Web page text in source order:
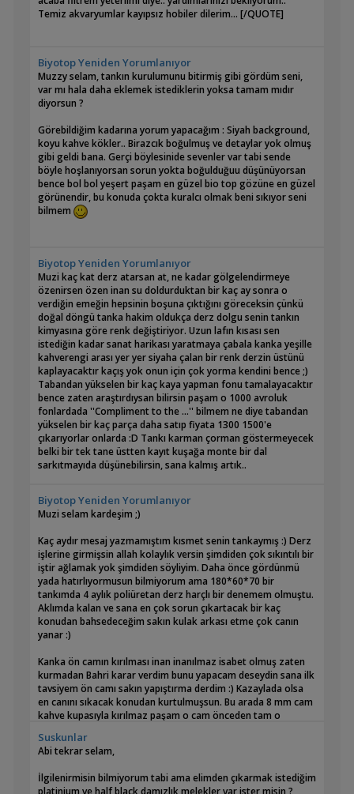
filitreleri fanatikçe savunan gurubun sırtını dayadığı en
sağlam gerekçeleri elektirik tasarrufudur lakin saatte 20 watt
yaklaşık 1.5 kilo watt fark eder ki elektirik fiyatları her ne
kadar el yakacak derecede yükselmişte olsa ayda 1.5 kilo
watt net değerleri bilmememe rağmen ayda 3 5 lira dahi
yansıtmayacaktır faturanıza dolayısıyla 200 lira fiyat farkı
ödemek bence akilane değil.
[QUOTE=cembahadır] Arkadaşlar herkeze merhaba ben
konuyu şans eseri denk geldim bende filtreme ölçüm yaptım
sonucu yazmak için üye oldum
filtrem aqua pro 800 6 saniyede 700 ml dakikada 7 litre eğer
yanlış hesaplamadıysam bunun sonucu saatte 420 litre su
basıyor filtreyi 3 ay önce aldım yaklaşık 1.5 ay önce temizlik
yaptım bu konuyu okuyana kadar kurulum hortum boyutu
bu hesaba göre saatte 7 kez suyu çeviriyor bu biraz fazlamı
oldu sizce :)
[/QUOTE]
Cem Bey 60 litrelik bitkili bir tanka 420 L/S debili dış filitre çok
fazla bence, dış filitreleri mekanik filitrasyon amaçlı
kullanmak sistem verimini çok ciddi derece azaltabiliyor.
Tavsiyem dış filitre debinizi düşürüp, mekanik filitrasyonu
saatte en fazla 150 litre çeviren minicik bir iç filitreye teslim
etmenizdir. Bu şekilde hem dış filitrenizi her ay açma
zahmetinden kurtulacak, hemde her ay tüm malzemeleri
çıkarıp dış filitrenizin bakteri florasına zarar vermiş
olmayacaksınız.
Temiz akvaryumlar kayıpsız hobiler dilerim... [/QUOTE]
malesef ne kadar anlatmaya çalışsakta tamamen yanlış bir
algıdır. Çoğu zaman en düşük azot bileşenleri yoğunluğunu
yakalayan filitreler aslında en etkili biyolojik filitrasyonu
sağlamış düşük debili filitrelerdir. Yüksek debi ile
edilmişse sisteme, iyi bir mekanik filitrasyon elde edersiniz,
lakin mikron tutucular ve sanayi tipi housingler ile
desteklenmiş saatte 100000 L debili bir mekanik filitrasyonda
yapsanız, bu tankınızın temiz yada kirli olduğu anlamına
gelmez aslında..
Genel anlamda bir kirlilikten şüpheleniyor, gözlemliyorsanız
netleştirememişseniz..
Umarım kafanızı çok karıştırmamışımdır, kısaca mekanik ve
biyolojik filitrasyon arasındaki ilişkileri içeren ulaşabildiğiniz
tüm yazıları okumanızı ve bir adet nitrat testi edinmenizi
öneririm.
Saygılar.
[QUOTE=Umut Başar]JEBO 835''Filtrenin Üzerinde 1000
litre yazıyor..''
Valla arkadaşlar ben de az evvel bir test yaptım ancak şöyle
bir sonuç çıktı. Hayal kırıklığına uğradım... 1,5 litrelik pet şişeyi
45 saniyede doldurdu. Yani yarım litreye 15 saniye düşer. 1
litreye 30 saniye, 2 litreye 60 saniye. Yani bir dakikada 2 litre
zaman 120 çıkıyor :)) Yani malzeme takviyeli (seramik) JEBO
835 kirli iken (1 ay önce temizlendi) 120 litre mi su debisine
sahip olmuş oluyor? Umarım hesaplamada yanlış yapmışımdır
:)) Korkunç kötü bir sonuç çünkü bu ortaya çıkan :) 200 lt
akvaryumda kullanıyorum birde :))) [/QUOTE]
Umut Bey hesabınız doğru lakin saatte 120 litre Jebo 835 için
oldukça düşük sayılabilecek bir debi ya dış filitrenizde yüksek
miktarda elyaf kullanma gibi bir hata yapıyorsunuz yada
muhtemelen ölçümü yanlış yaptınız. Aklıma gelen bir diğer
ihtimalde temiz su çıkış hortumunuz 90 derece olarak
konumlandırılmamış ve/veya çok uzun ve yukarı kıvrılarak
çıkıyordur. Üstte belirttiğim hususları dikkatle incelerseniz en
kötü ihtimalle 400 L/S debiyi muhakkak yakalarsınız.
Biyotop Yeniden Yorumlanıyor
Muzzy selam, tankın kurulumunu bitirmiş gibi gördüm seni,
var mı hala daha eklemek istediklerin yoksa tamam mıdır
diyorsun ?
Görebildiğim kadarına yorum yapacağım : Siyah background,
koyu kahve kökler.. Birazcık boğulmuş ve detaylar yok olmuş
gibi geldi bana. Gerçi böylesinide sevenler var tabi sende
böyle hoşlanıyorsan sorun yokta boğulduğuu düşünüyorsan
bence bol bol yeşert paşam en güzel bio top gözüne en güzel
görünendir, bu konuda çokta kuralcı olmak beni sıkıyor seni
bilmem
Biyotop Yeniden Yorumlanıyor
Muzi kaç kat derz atarsan at, ne kadar gölgelendirmeye
özenirsen özen inan su doldurduktan bir kaç ay sonra o
verdiğin emeğin hepsinin boşuna çıktığını göreceksin çünkü
doğal döngü tanka hakim oldukça derz dolgu senin tankın
kimyasına göre renk değiştiriyor. Uzun lafın kısası sen
istediğin kadar sanat harikası yaratmaya çabala kanka yeşille
kahverengi arası yer yer siyaha çalan bir renk derzin üstünü
kaplayacaktır kaçış yok onun için çok yorma kendini bence ;)
Tabandan yükselen bir kaç kaya yapman fonu tamalayacaktır
bence zaten araştırdıysan bilirsin paşam o 1000 avroluk
fonlardada ''Compliment to the ...'' bilmem ne diye tabandan
yükselen bir kaç parça daha satıp fiyata 1300 1500'e
çıkarıyorlar onlarda :D Tankı karman çorman göstermeyecek
belki bir tek tane üstten kayıt kuşağa monte bir dal
sarkıtmayıda düşünebilirsin, sana kalmış artık..
düşünüyorsun ?
Biyotop Yeniden Yorumlanıyor
Muzi selam kardeşim ;)
Kaç aydır mesaj yazmamıştım kısmet senin tankaymış :) Derz
işlerine girmişsin allah kolaylık versin şimdiden çok sıkıntılı bir
iştir ağlamak yok şimdiden söyliyim. Daha önce gördünmü
yada hatırlıyormusun bilmiyorum ama 180*60*70 bir
tankımda 4 aylık poliüretan derz harçlı bir denemem olmuştu.
Aklımda kalan ve sana en çok sorun çıkartacak bir kaç
konudan bahsedeceğim sakın kulak arkası etme çok canın
yanar :)
Kanka ön camın kırılması inan inanılmaz isabet olmuş zaten
kurmadan Bahri karar verdim bunu yapacam deseydin sana ilk
tavsiyem ön camı sakın yapıştırma derdim :) Kazaylada olsa
en canını sıkacak konudan kurtulmuşsun. Bu arada 8 mm cam
kahve kupasıyla kırılmaz paşam o cam önceden tam o
Muzi sakın tanka kum koyayım deme aga. Derzi kurutup içine
sirkülasyonla su çevir önce. Bu esnada ne tankta kum olsun
Suskunlar
Abi tekrar selam,
İlgilenirmisin bilmiyorum tabi ama elimden çıkarmak istediğim
platinium ve half black damızlık melekler var ister misin ?